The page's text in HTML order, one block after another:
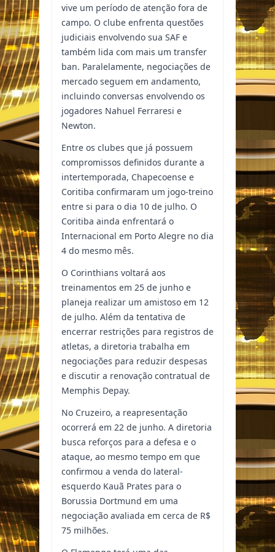
vive um período de atenção fora de
campo. O clube enfrenta questões
judiciais envolvendo sua SAF e
também lida com mais um transfer
ban. Paralelamente, negociações de
mercado seguem em andamento,
incluindo conversas envolvendo os
jogadores Nahuel Ferraresi e
Newton.
Entre os clubes que já possuem
compromissos definidos durante a
intertemporada, Chapecoense e
Coritiba confirmaram um jogo-treino
entre si para o dia 10 de julho. O
Coritiba ainda enfrentará o
Internacional em Porto Alegre no dia
4 do mesmo mês.
O Corinthians voltará aos
treinamentos em 25 de junho e
planeja realizar um amistoso em 12
de julho. Além da tentativa de
encerrar restrições para registros de
atletas, a diretoria trabalha em
negociações para reduzir despesas
e discutir a renovação contratual de
Memphis Depay.
No Cruzeiro, a reapresentação
ocorrerá em 22 de junho. A diretoria
busca reforços para a defesa e o
ataque, ao mesmo tempo em que
confirmou a venda do lateral-
esquerdo Kauã Prates para o
Borussia Dortmund em uma
negociação avaliada em cerca de R$
75 milhões.